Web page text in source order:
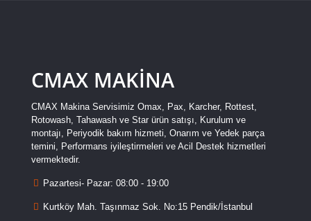
CMAX MAKİNA
CMAX Makina Servisimiz Omax, Pax, Karcher, Rottest,
Rotowash, Tahawash ve Star ürün satışı, Kurulum ve
montajı, Periyodik bakım hizmeti, Onarım ve Yedek parça
temini, Performans iyileştirmeleri ve Acil Destek hizmetleri
vermektedir.
Pazartesi- Pazar: 08:00 - 19:00
Kurtköy Mah. Taşınmaz Sok. No:15 Pendik/İstanbul